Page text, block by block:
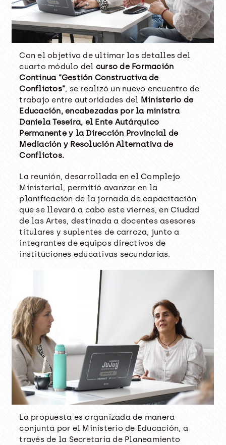
Con el objetivo de ultimar los detalles del
cuarto módulo del curso de Formación
Continua “Gestión Constructiva de
Conflictos”, se realizó un nuevo encuentro de
trabajo entre autoridades del Ministerio de
Educación, encabezadas por la ministra
Daniela Teseira, el Ente Autárquico
Permanente y la Dirección Provincial de
Mediación y Resolución Alternativa de
Conflictos.
La reunión, desarrollada en el Complejo
Ministerial, permitió avanzar en la
planificación de la jornada de capacitación
que se llevará a cabo este viernes, en Ciudad
de las Artes, destinada a docentes asesores
titulares y suplentes de carroza, junto a
integrantes de equipos directivos de
instituciones educativas secundarias.
La propuesta es organizada de manera
conjunta por el Ministerio de Educación, a
través de la Secretaría de Planeamiento